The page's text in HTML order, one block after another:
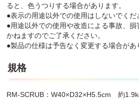
ると、色うつりする場合があります。
●表示の用途以外での使用はしないでくだ
●用途以外での使用や改造による事故、
かねますのでご了承ください。
●製品の仕様は予告なく変更する場合があ
規格
RM-SCRUB：W40×D32×H5.5cm 約